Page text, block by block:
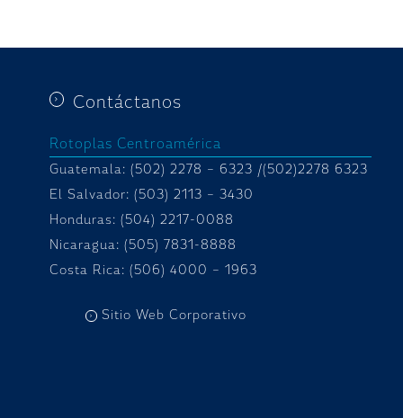
Contáctanos
Rotoplas Centroamérica
Guatemala: (502) 2278 – 6323 /(502)2278 6323
El Salvador: (503) 2113 – 3430
Honduras: (504) 2217-0088
Nicaragua: (505) 7831-8888
Costa Rica: (506) 4000 – 1963
Sitio Web Corporativo